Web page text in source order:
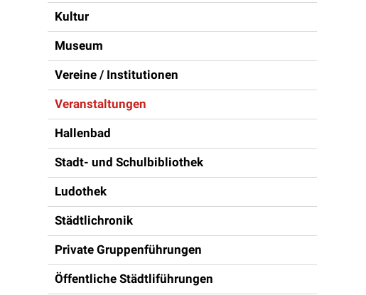
Inhaltsnavigation
Kultur
Museum
Vereine / Institutionen
Veranstaltungen
Hallenbad
Stadt- und Schulbibliothek
Ludothek
Städtlichronik
Private Gruppenführungen
Öffentliche Städtliführungen